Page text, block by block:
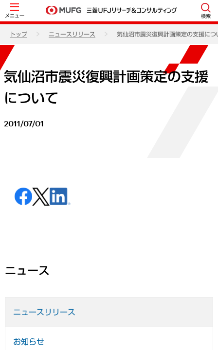
メニュー 検索
トップ ニュースリリース 気仙沼市震災復興計画策定の支援につ
気仙沼市震災復興計画策定の支援
について
2011/07/01
ニュース
ニュースリリース
お知らせ